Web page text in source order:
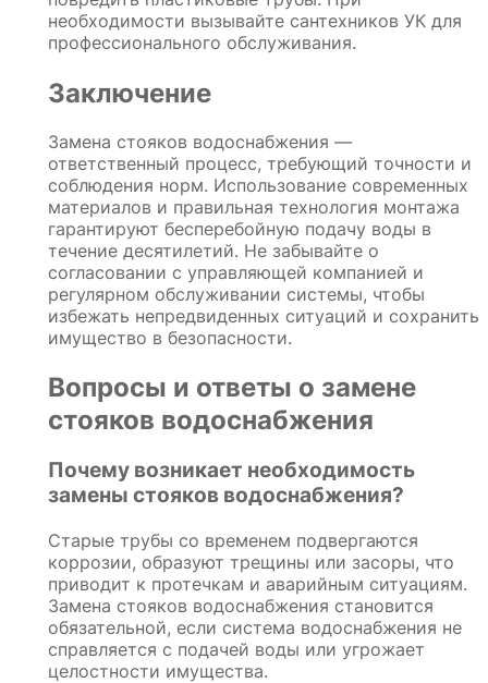
необходимости вызывайте сантехников УК для
профессионального обслуживания.
Заключение
Замена стояков водоснабжения —
ответственный процесс, требующий точности и
соблюдения норм. Использование современных
материалов и правильная технология монтажа
гарантируют бесперебойную подачу воды в
течение десятилетий. Не забывайте о
согласовании с управляющей компанией и
регулярном обслуживании системы, чтобы
избежать непредвиденных ситуаций и сохранить
имущество в безопасности.
Вопросы и ответы о замене
стояков водоснабжения
Почему возникает необходимость
замены стояков водоснабжения?
Старые трубы со временем подвергаются
коррозии, образуют трещины или засоры, что
приводит к протечкам и аварийным ситуациям.
Замена стояков водоснабжения становится
обязательной, если система водоснабжения не
справляется с подачей воды или угрожает
целостности имущества.